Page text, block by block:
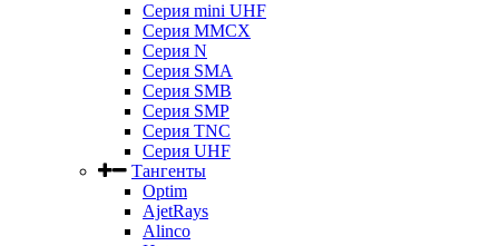
Серия mini UHF
Серия MMCX
Серия N
Серия SMA
Серия SMB
Серия SMP
Серия TNC
Серия UHF
Тангенты
Optim
AjetRays
Alinco